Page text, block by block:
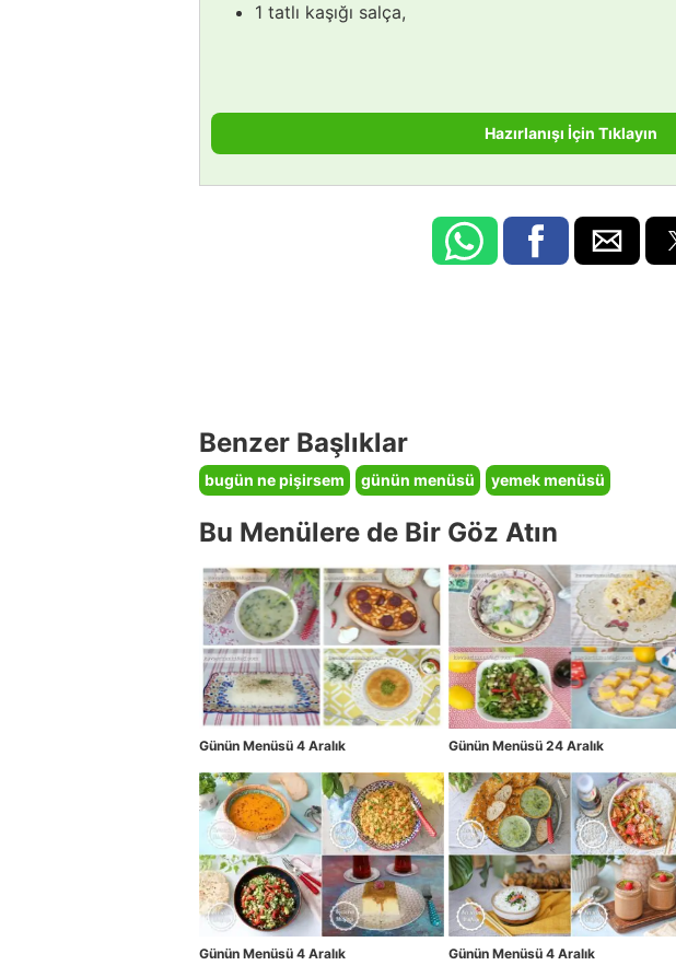
1 tatlı kaşığı salça,
Hazırlanışı İçin Tıklayın
Benzer Başlıklar
bugün ne pişirsem günün menüsü yemek menüsü
Bu Menülere de Bir Göz Atın
Günün Menüsü 4 Aralık Günün Menüsü 24 Aralık
Günün Menüsü 4 Aralık Günün Menüsü 4 Aralık